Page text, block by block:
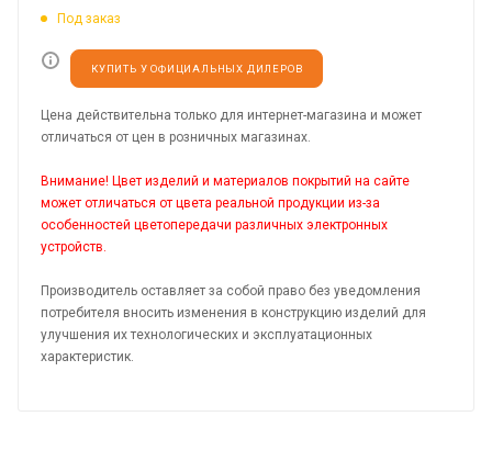
Под заказ
КУПИТЬ У ОФИЦИАЛЬНЫХ ДИЛЕРОВ
Цена действительна только для интернет-магазина и может
отличаться от цен в розничных магазинах.
Внимание! Цвет изделий и материалов покрытий на сайте
может отличаться от цвета реальной продукции из-за
особенностей цветопередачи различных электронных
устройств.
Производитель оставляет за собой право без уведомления
потребителя вносить изменения в конструкцию изделий для
улучшения их технологических и эксплуатационных
характеристик.